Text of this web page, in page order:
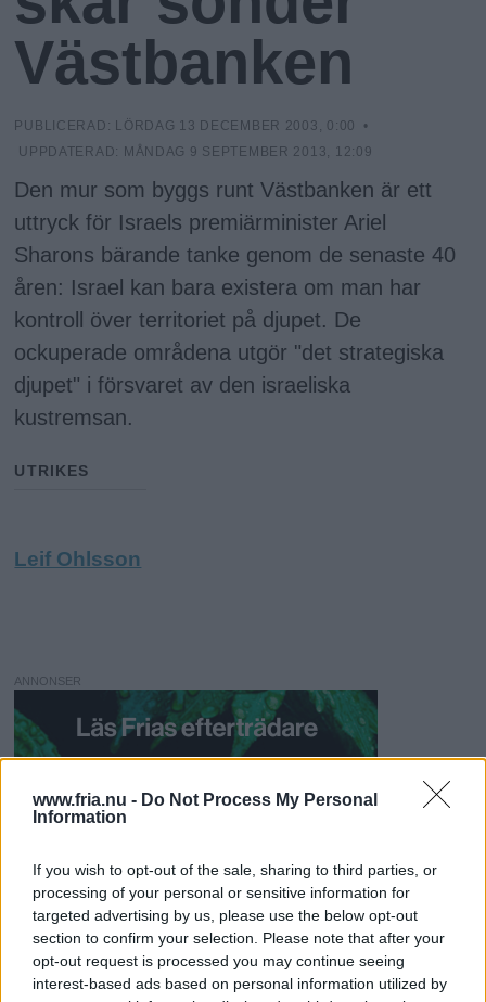
www.fria.nu - Do Not Process My Personal
Information
If you wish to opt-out of the sale, sharing to third parties, or
processing of your personal or sensitive information for
targeted advertising by us, please use the below opt-out
section to confirm your selection. Please note that after your
opt-out request is processed you may continue seeing
interest-based ads based on personal information utilized by
N
u
n
y
Västbanken
PUBLICERAD: LÖRDAG 13 DECEMBER 2003, 0:00
•
UPPDATERAD: MÅNDAG 9 SEPTEMBER 2013, 12:09
Den mur som byggs runt Västbanken är ett
uttryck för Israels premiärminister Ariel
Sharons bärande tanke genom de senaste 40
åren: Israel kan bara existera om man har
kontroll över territoriet på djupet. De
ockuperade områdena utgör "det strategiska
djupet" i försvaret av den israeliska
kustremsan.
UTRIKES
Leif Ohlsson
ANNONSER